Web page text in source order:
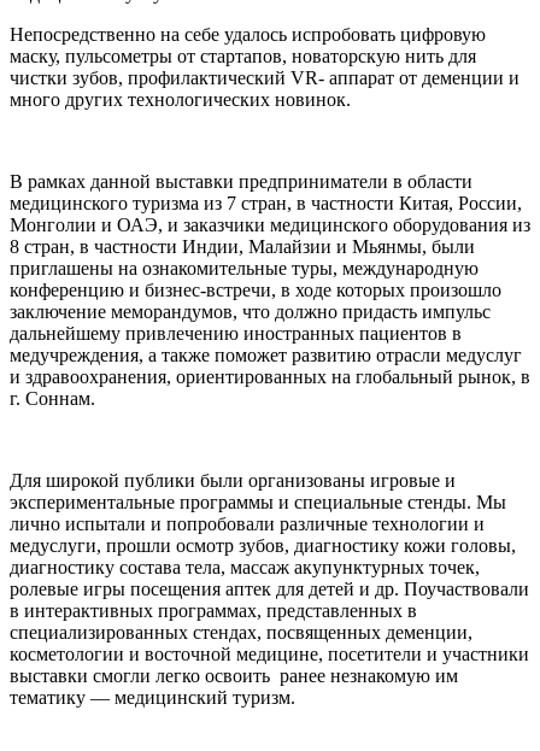
Непосредственно на себе удалось испробовать цифровую
маску, пульсометры от стартапов, новаторскую нить для
чистки зубов, профилактический VR- аппарат от деменции и
много других технологических новинок.
В рамках данной выставки предприниматели в области
медицинского туризма из 7 стран, в частности Китая, России,
Монголии и ОАЭ, и заказчики медицинского оборудования из
8 стран, в частности Индии, Малайзии и Мьянмы, были
приглашены на ознакомительные туры, международную
конференцию и бизнес-встречи, в ходе которых произошло
заключение меморандумов, что должно придасть импульс
дальнейшему привлечению иностранных пациентов в
медучреждения, а также поможет развитию отрасли медуслуг
и здравоохранения, ориентированных на глобальный рынок, в
г. Соннам.
Для широкой публики были организованы игровые и
экспериментальные программы и специальные стенды. Мы
лично испытали и попробовали различные технологии и
медуслуги, прошли осмотр зубов, диагностику кожи головы,
диагностику состава тела, массаж акупунктурных точек,
ролевые игры посещения аптек для детей и др. Поучаствовали
в интерактивных программах, представленных в
специализированных стендах, посвященных деменции,
косметологии и восточной медицине, посетители и участники
выставки смогли легко освоить ранее незнакомую им
тематику — медицинский туризм.